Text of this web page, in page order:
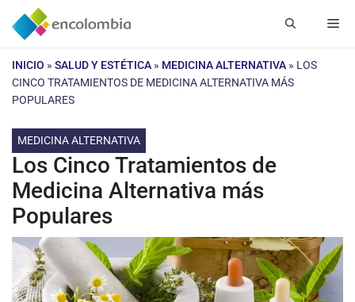
Saltar
INICIO » SALUD Y ESTÉTICA » MEDICINA ALTERNATIVA » LOS
CINCO TRATAMIENTOS DE MEDICINA ALTERNATIVA MÁS
POPULARES
MEDICINA ALTERNATIVA
Los Cinco Tratamientos de
Medicina Alternativa más
Populares